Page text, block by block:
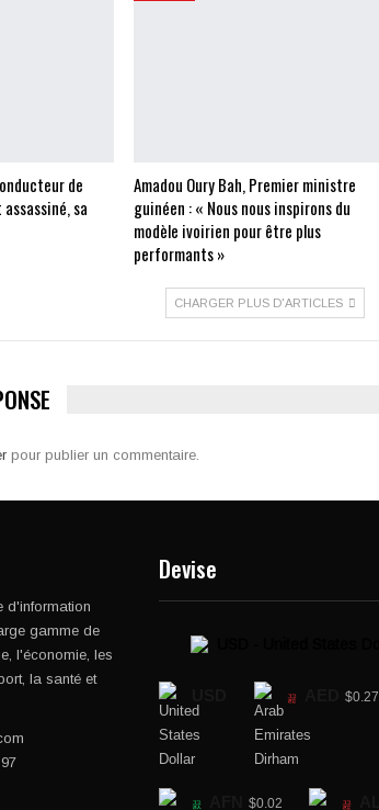
de
sa
Amadou Oury Bah, Premier ministre
guinéen : « Nous nous inspirons du
modèle ivoirien pour être plus
performants »
CHARGER PLUS D'ARTICLES
pour publier un commentaire.
d'information
gamme de
l'économie, les
la santé et
Devise
$0.27
$0.02